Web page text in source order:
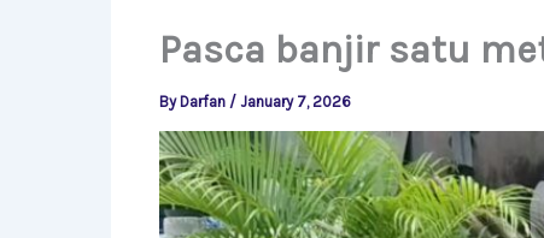
Pasca banjir satu
By Darfan / January 7, 2026